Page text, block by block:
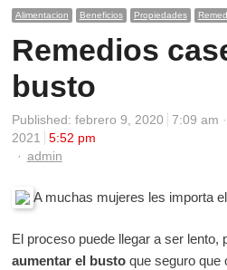
Alimentacion Beneficios Propiedades
Remedios
busto
Published: febrero 9, 2020 7:09 am
2021
5:52 pm
Author
admin
A muchas mujeres les importa
El proceso puede llegar a ser
aumentar el bustoque seguro que